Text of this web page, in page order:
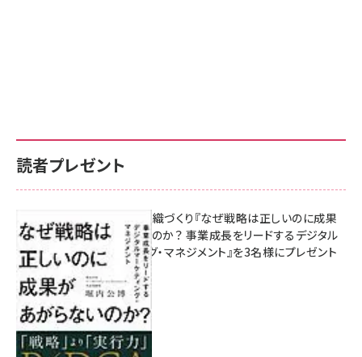
読者プレゼント
成果を生む組織づくり『なぜ戦略は正しいのに成果
があがらないのか？ 事業成長をリードするデジタル
マーケティング・マネジメント』を3名様にプレゼント
8月7日 10:00